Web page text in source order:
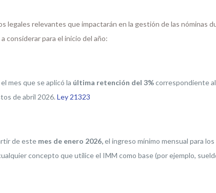
legales relevantes que impactarán en la gestión de las nóminas
considerar para el inicio del año:
mes que se aplicó la última retención del3%correspondiente
de abril 2026.Ley 21323
de este mes de enero 2026,el ingreso mínimo mensual para
concepto que utilice el IMM como base (por ejemplo,